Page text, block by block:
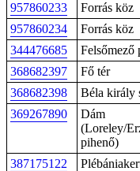
957860233
Forrás köz
957860234
Forrás köz
344476685
Felsőmező
368682397
Fő tér
368682398
Béla király
369267890
Dám
(Loreley/
pihenő)
387175122